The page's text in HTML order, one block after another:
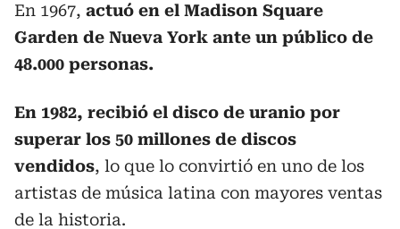
En 1967, actuó en el Madison Square
Garden de Nueva York ante un público de
48.000 personas.
En 1982, recibió el disco de uranio por
superar los 50 millones de discos
vendidos, lo que lo convirtió en uno de los
artistas de música latina con mayores ventas
de la historia.